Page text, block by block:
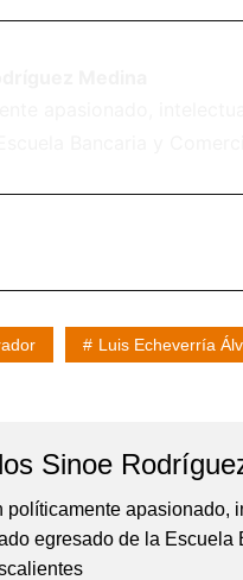
Luis Echeverría
Sinoe
políticamente apasionado,
egresado de la Escuela